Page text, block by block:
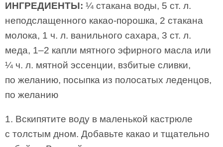
ИНГРЕДИЕНТЫ: ¼ стакана воды, 5 ст. л.
неподслащенного какао-порошка, 2 стакана
молока, 1 ч. л. ванильного сахара, 3 ст. л.
меда, 1–2 капли мятного эфирного масла или
¼ ч. л. мятной эссенции, взбитые сливки,
по желанию, посыпка из полосатых леденцов,
по желанию
1. Вскипятите воду в маленькой кастрюле
с толстым дном. Добавьте какао и тщательно